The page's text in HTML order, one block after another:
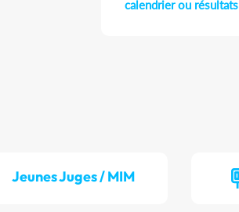
calendrier ou résultats
Jeunes Juges / MIM